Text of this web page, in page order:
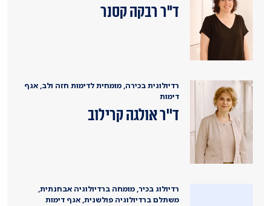
ד"ר רבקה קסנר
רדיולוגית בכירה, מומחית לדימות חזה ולב, אגף
דימות
ד''ר אולגה קרילוב
רדיולוג בכיר, מומחה ברדיולוגיה אבחנתית,
משתלם ברדיולוגיה פולשנית, אגף דימות